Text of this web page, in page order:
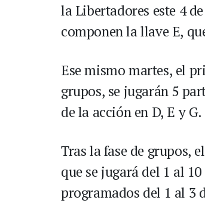
la Libertadores este 4
componen la llave E,
Ese mismo martes, el
grupos, se jugarán 5
de la acción en D, E y G.
Tras la fase de grupos,
que se jugará del 1 al
programados del 1 al 3